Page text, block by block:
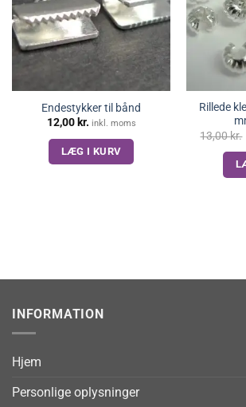
Endestykker til bånd
12,00 kr. inkl. moms
LÆG I KURV
Rillede
13,00kr.
INFORMATION
Hjem
Personlige oplysninger